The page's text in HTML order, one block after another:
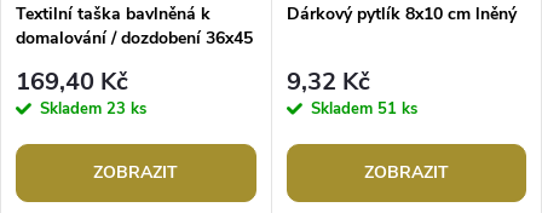
Textilní taška bavlněná k
domalování / dozdobení 36x45
169,40 Kč
Skladem 23 ks
ZOBRAZIT
Dárkový pytlík 8x10 cm lněný
9,32 Kč
Skladem 51 ks
ZOBRAZIT